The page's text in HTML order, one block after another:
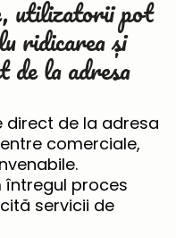
utilizatorii pot
ridicarea și
de la adresa
direct de la adresa
comerciale,
întregul proces
servicii de